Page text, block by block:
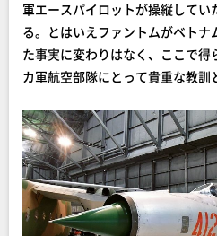
軍エースパイロットが操縦して
る。とはいえファントムがベト
た事実に変わりはなく、ここで得
カ軍航空部隊にとって貴重な教訓